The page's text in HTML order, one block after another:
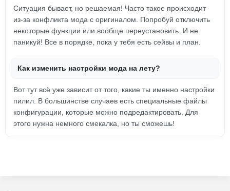
Ситуация бывает, но решаемая! Часто такое происходит
из-за конфликта мода с оригиналом. Попробуй отключить
некоторые функции или вообще переустановить. И не
паникуй! Все в порядке, пока у тебя есть сейвы и план.
Как изменить настройки мода на лету?
Вот тут всё уже зависит от того, какие ты именно настройки
пилил. В большинстве случаев есть специальные файлы
конфигурации, которые можно подредактировать. Для
этого нужна немного смекалка, но ты сможешь!